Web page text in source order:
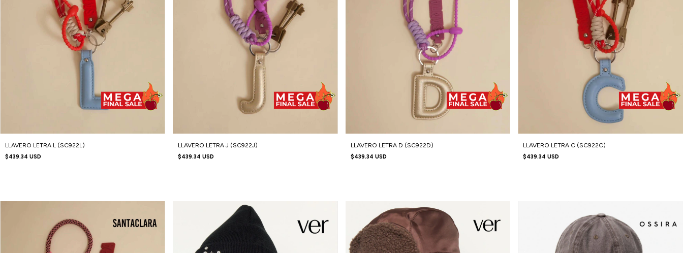
LLAVERO LETRA L (SC922L)
$439.34 USD
LLAVERO LETRA J (SC922J)
$439.34 USD
LLAVERO LETRA D (SC922D)
$439.34 USD
LLAVERO LETRA C (SC922C)
$439.34 USD